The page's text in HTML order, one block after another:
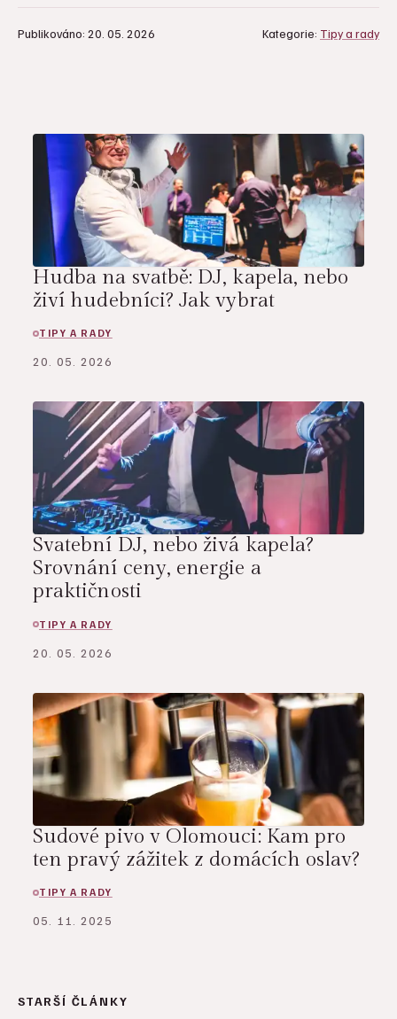
Publikováno: 20. 05. 2026 Kategorie: Tipy a rady
Hudba na svatbě: DJ, kapela, nebo
živí hudebníci? Jak vybrat
TIPY A RADY
20. 05. 2026
Svatební DJ, nebo živá kapela?
Srovnání ceny, energie a
praktičnosti
TIPY A RADY
20. 05. 2026
Sudové pivo v Olomouci: Kam pro
ten pravý zážitek z domácích oslav?
TIPY A RADY
05. 11. 2025
STARŠÍ ČLÁNKY